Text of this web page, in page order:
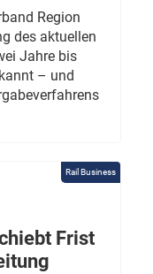
Region
des aktuellen
Jahre bis
– und
Rail Business
Frist